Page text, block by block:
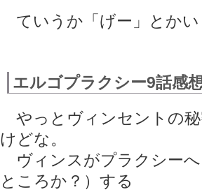
ていうか「げー」とかい
エルゴプラクシー9話感
やっとヴィンセントの
けどな。
ヴィンスがプラクシーへ
ところか？）する